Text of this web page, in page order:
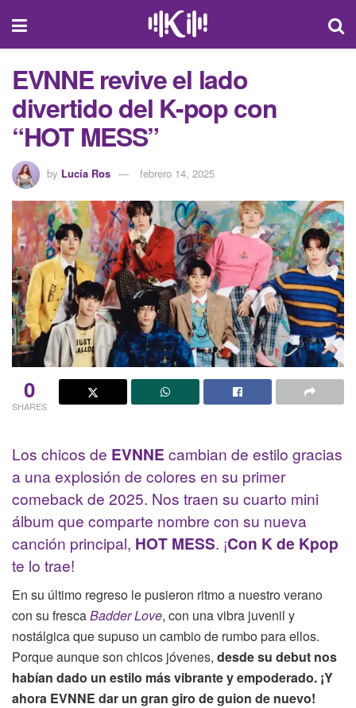
EVNNE revive el lado
divertido del K-pop con
“HOT MESS”
by Lucía Ros febrero 14, 2025
0
SHARES
Los chicos de EVNNE cambian de estilo gracias
a una explosión de colores en su primer
comeback de 2025. Nos traen su cuarto mini
álbum que comparte nombre con su nueva
canción principal, HOT MESS. ¡Con K de Kpop
te lo trae!
En su último regreso le pusieron ritmo a nuestro verano
con su frescaBadder Love, con una vibra juvenil y
nostálgica que supuso un cambio de rumbo para ellos.
Porque aunque son chicos jóvenes, desde su debut nos
habían dado un estilo más vibrante y empoderado. ¡Y
ahora EVNNE dar un gran giro de guion de nuevo!